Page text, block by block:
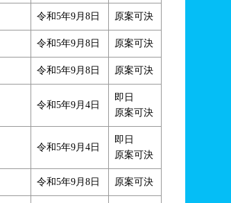
令和5年9月8日 原案可決
令和5年9月8日 原案可決
令和5年9月8日 原案可決
令和5年9月4日
即日
原案可決
令和5年9月4日
即日
原案可決
令和5年9月8日 原案可決